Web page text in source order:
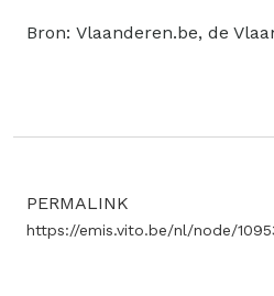
Bron: Vlaanderen.be, de
PERMALINK
https://emis.vito.be/nl/node/